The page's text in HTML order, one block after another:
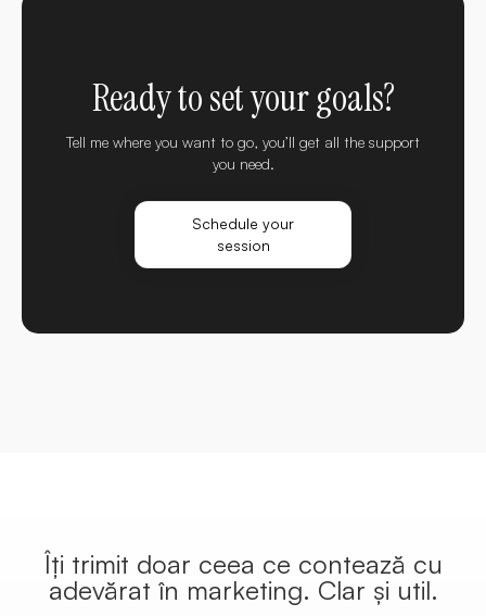
Ready to set your goals?
Tell me where you want to go, you’ll get all the support
you need.
Schedule your
session
Îți trimit doar ceea ce contează cu
adevărat în marketing. Clar și util.